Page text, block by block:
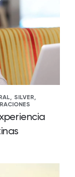
SILVER,